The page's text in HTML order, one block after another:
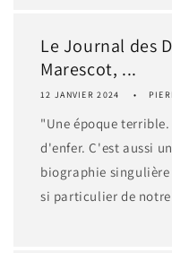
Le Journal des
Marescot, ...
12 JANVIER 2024
"Une époque
d'enfer. C'est aussi
biographie
si particulier de